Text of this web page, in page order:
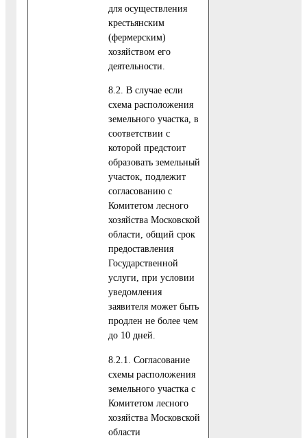
для осуществления
крестьянским
(фермерским)
хозяйством его
деятельности.
8.2. В случае если
схема расположения
земельного участка, в
соответствии с
которой предстоит
образовать земельный
участок, подлежит
согласованию с
Комитетом лесного
хозяйства Московской
области, общий срок
предоставления
Государственной
услуги, при условии
уведомления
заявителя может быть
продлен не более чем
до 10 дней.
8.2.1. Согласование
схемы расположения
земельного участка с
Комитетом лесного
хозяйства Московской
области